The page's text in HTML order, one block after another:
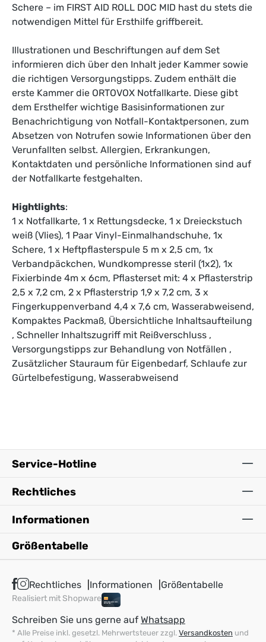
Schere – im FIRST AID ROLL DOC MID hast du stets die
notwendigen Mittel für Ersthilfe griffbereit.
Illustrationen und Beschriftungen auf dem Set
informieren dich über den Inhalt jeder Kammer sowie
die richtigen Versorgungstipps. Zudem enthält die
erste Kammer die ORTOVOX Notfallkarte. Diese gibt
dem Ersthelfer wichtige Basisinformationen zur
Benachrichtigung von Notfall-Kontaktpersonen, zum
Absetzen von Notrufen sowie Informationen über den
Verunfallten selbst. Allergien, Erkrankungen,
Kontaktdaten und persönliche Informationen sind auf
der Notfallkarte festgehalten.
Hightlights:
1 x Notfallkarte, 1 x Rettungsdecke, 1 x Dreieckstuch
weiß (Vlies), 1 Paar Vinyl-Einmalhandschuhe, 1x
Schere, 1 x Heftpflasterspule 5 m x 2,5 cm, 1x
Verbandpäckchen, Wundkompresse steril (1x2), 1x
Fixierbinde 4m x 6cm, Pflasterset mit: 4 x Pflasterstrip
2,5 x 7,2 cm, 2 x Pflasterstrip 1,9 x 7,2 cm, 3 x
Fingerkuppenverband 4,4 x 7,6 cm, Wasserabweisend,
Kompaktes Packmaß, Übersichtliche Inhaltsaufteilung
, Schneller Inhaltszugriff mit Reißverschluss ,
Versorgungstipps zur Behandlung von Notfällen ,
Zusätzlicher Stauraum für Eigenbedarf, Schlaufe zur
Gürtelbefestigung, Wasserabweisend
Service-Hotline
Rechtliches
Informationen
Größentabelle
Rechtliches Informationen Größentabelle
Realisiert mit Shopware
Schreiben Sie uns gerne auf Whatsapp
* Alle Preise inkl. gesetzl. Mehrwertsteuer zzgl. Versandkosten und